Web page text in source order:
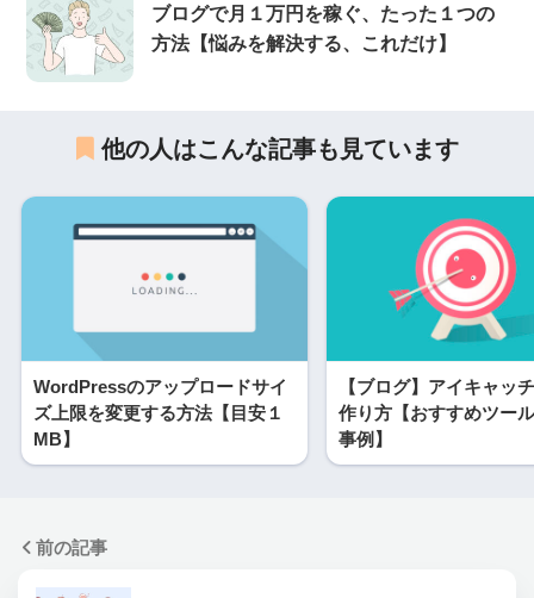
ブログで月１万円を稼ぐ、たった１つの
方法【悩みを解決する、これだけ】
他の人はこんな記事も見ています
WordPressのアップロードサイ
ズ上限を変更する方法【目安１
MB】
【ブログ】アイキャッ
作り方【おすすめツー
事例】
前の記事